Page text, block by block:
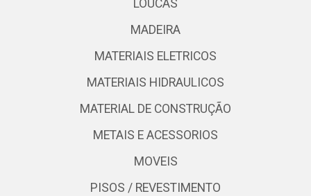
LOUCAS
MADEIRA
MATERIAIS ELETRICOS
MATERIAIS HIDRAULICOS
MATERIAL DE CONSTRUÇÃO
METAIS E ACESSORIOS
MOVEIS
PISOS / REVESTIMENTO